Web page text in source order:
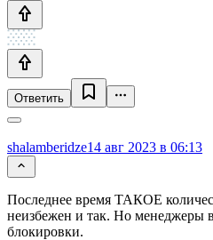
Ответить
shalamberidze14 авг 2023 в 06:13
Последнее время ТАКОЕ
неизбежен и так. Но менеджеры
блокировки.